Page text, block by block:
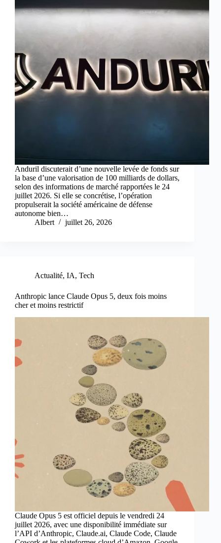
Anduril discuterait d’une nouvelle levée de fonds sur
la base d’une valorisation de 100 milliards de dollars,
selon des informations de marché rapportées le 24
juillet 2026. Si elle se concrétise, l’opération
propulserait la société américaine de défense
autonome bien…
Albert
juillet 26, 2026
Actualité, IA, Tech
Anthropic lance Claude Opus 5, deux fois moins
cher et moins restrictif
Claude Opus 5 est officiel depuis le vendredi 24
juillet 2026, avec une disponibilité immédiate sur
l’API d’Anthropic, Claude.ai, Claude Code, Claude